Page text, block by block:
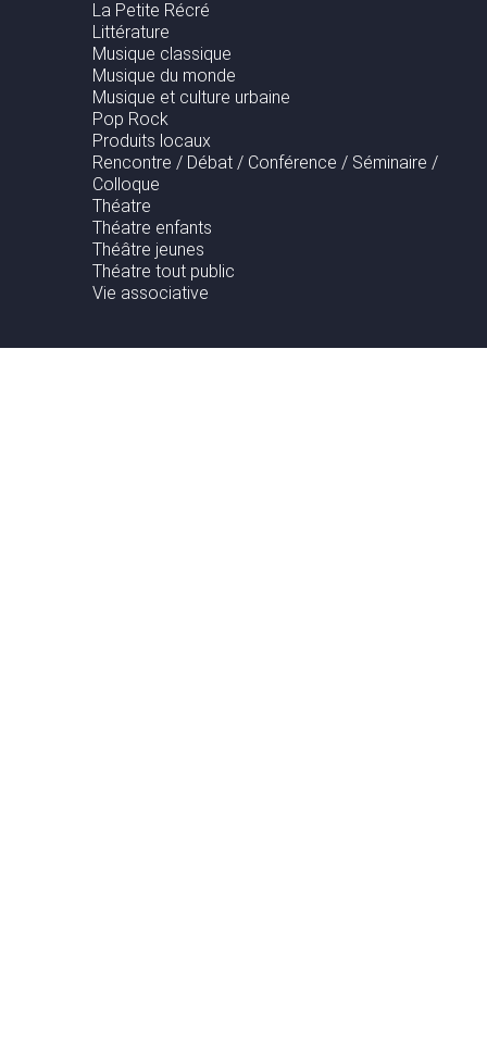
La Petite Récré
Littérature
Musique classique
Musique du monde
Musique et culture urbaine
Pop Rock
Produits locaux
Rencontre / Débat / Conférence / Séminaire /
Colloque
Théatre
Théatre enfants
Théâtre jeunes
Théatre tout public
Vie associative